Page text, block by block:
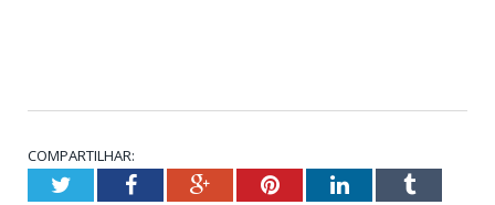
COMPARTILHAR:
TwitterFacebookGoogle+PinterestLinkedInTumblr